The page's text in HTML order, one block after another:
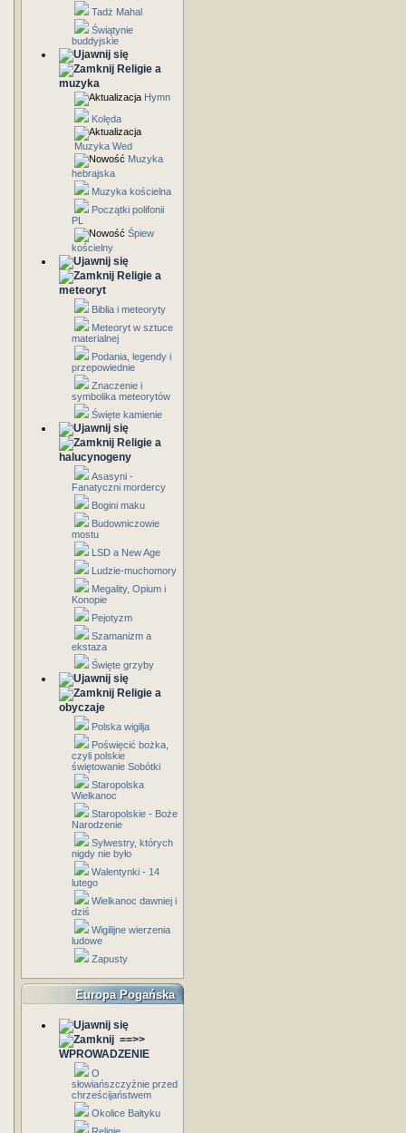
Tadż Mahal
Świątynie
buddyjskie
Religie a
muzyka
Hymn
Kolęda
Muzyka Wed
Muzyka
hebrajska
Muzyka kościelna
Początki polifonii
PL
Śpiew
kościelny
Religie a
meteoryt
Biblia i meteoryty
Meteoryt w sztuce
materialnej
Podania, legendy i
przepowiednie
Znaczenie i
symbolika meteorytów
Święte kamienie
Religie a
halucynogeny
Asasyni -
Fanatyczni mordercy
Bogini maku
Budowniczowie
mostu
LSD a New Age
Ludzie-muchomory
Megality, Opium i
Konopie
Pejotyzm
Szamanizm a
ekstaza
Święte grzyby
Religie a
obyczaje
Polska wigilja
Poświęcić bożka,
czyli polskie
świętowanie Sobótki
Staropolska
Wielkanoc
Staropolskie - Boże
Narodzenie
Sylwestry, których
nigdy nie było
Walentynki - 14
lutego
Wielkanoc dawniej i
dziś
Wigilijne wierzenia
ludowe
Zapusty
Europa Pogańska
==>>
WPROWADZENIE
O
słowiańszczyźnie przed
chrześcijaństwem
Okolice Bałtyku